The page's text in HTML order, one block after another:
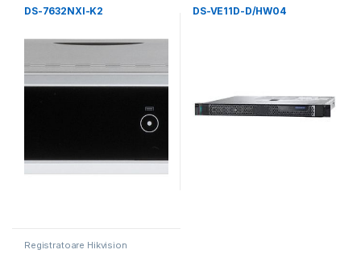
DS-7632NXI-K2 DS-VE11D-D/HW04
Registratoare Hikvision